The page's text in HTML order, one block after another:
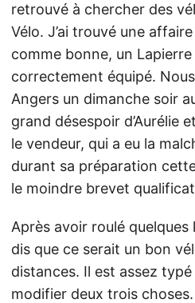
retrouvé à chercher des
Vélo. J’ai trouvé une
comme bonne, un
correctement équipé.
Angers un dimanche soir
grand désespoir d’Aurélie
le vendeur, qui a eu la
durant sa préparation
le moindre brevet
Après avoir roulé
dis que ce serait un bon
distances. Il est assez
modifier deux trois choses.